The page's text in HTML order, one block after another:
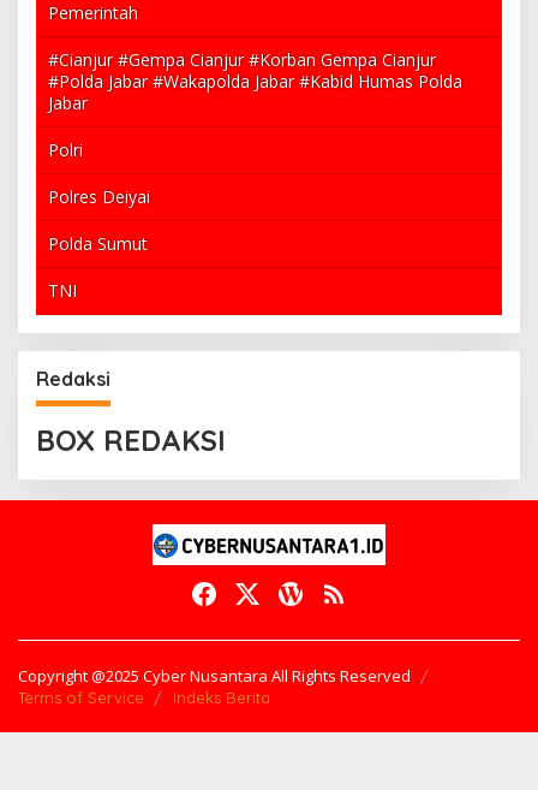
Pemerintah
#Cianjur #Gempa Cianjur #Korban Gempa Cianjur
#Polda Jabar #Wakapolda Jabar #Kabid Humas Polda
Jabar
Polri
Polres Deiyai
Polda Sumut
TNI
Redaksi
BOX REDAKSI
Copyright @2025 Cyber Nusantara All Rights Reserved
Terms of Service Indeks Berita